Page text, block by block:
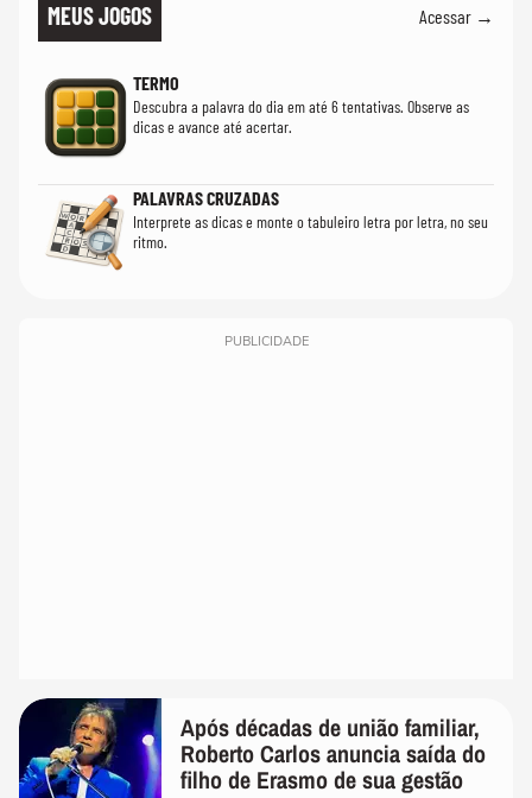
MEUS JOGOS Acessar →
TERMO
Descubra a palavra do dia em até 6 tentativas. Observe as
dicas e avance até acertar.
PALAVRAS CRUZADAS
Interprete as dicas e monte o tabuleiro letra por letra, no seu
ritmo.
PUBLICIDADE
Após décadas de união familiar,
Roberto Carlos anuncia saída do
filho de Erasmo de sua gestão